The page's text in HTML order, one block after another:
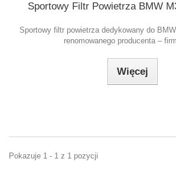
Sportowy Filtr Powietrza BMW
Sportowy filtr powietrza dedykowany do
renomowanego producenta –
Więcej
Pokazuje 1 - 1 z 1 pozycji